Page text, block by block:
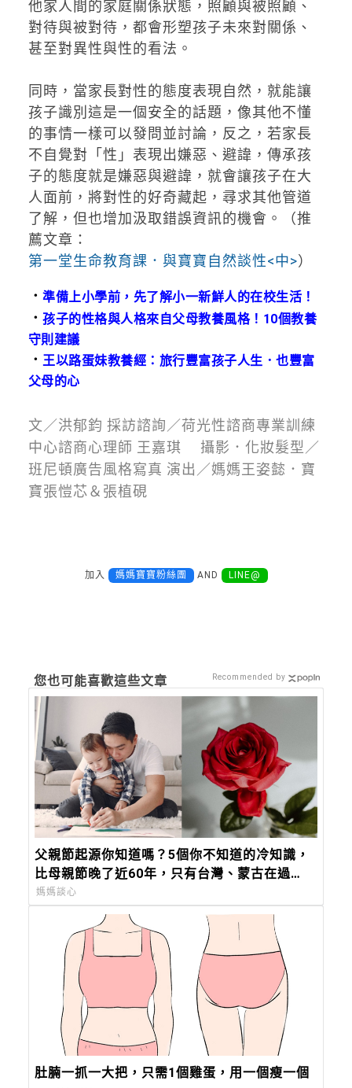
他家人間的家庭關係狀態，照顧與被照顧、
對待與被對待，都會形塑孩子未來對關係、
甚至對異性與性的看法。
同時，當家長對性的態度表現自然，就能讓
孩子識別這是一個安全的話題，像其他不懂
的事情一樣可以發問並討論，反之，若家長
不自覺對「性」表現出嫌惡、避諱，傳承孩
子的態度就是嫌惡與避諱，就會讓孩子在大
人面前，將對性的好奇藏起，尋求其他管道
了解，但也增加汲取錯誤資訊的機會。（推
薦文章：
第一堂生命教育課．與寶寶自然談性<中>）
．準備上小學前，先了解小一新鮮人的在校生活！
．孩子的性格與人格來自父母教養風格！10個教養
守則建議
．王以路蛋妹教養經：旅行豐富孩子人生．也豐富
父母的心
文／洪郁鈞 採訪諮詢／荷光性諮商專業訓練
中心諮商心理師 王嘉琪 攝影．化妝髮型／
班尼頓廣告風格寫真 演出／媽媽王姿懿．寶
寶張愷芯＆張植硯
加入 媽媽寶寶粉絲團 AND LINE@
您也可能喜歡這些文章
父親節起源你知道嗎？5個你不知道的冷知識，
比母親節晚了近60年，只有台灣、蒙古在過
「88 節」！
媽媽談心
肚腩一抓一大把，只需1個雞蛋，用一個瘦一個
Recommended by